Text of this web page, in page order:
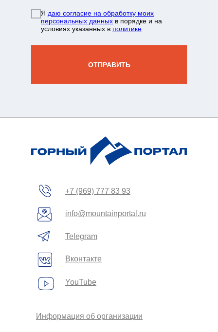
Я даю согласие на обработку моих
персональных данных в порядке и на
условиях указанных в политике
ОТПРАВИТЬ
info@mountainportal.ru
Информация об организации
+7 931 244 38 87
info@mountainportal.ru
+7 (969) 777 83 93
Telegram
Вконтакте
YouTube